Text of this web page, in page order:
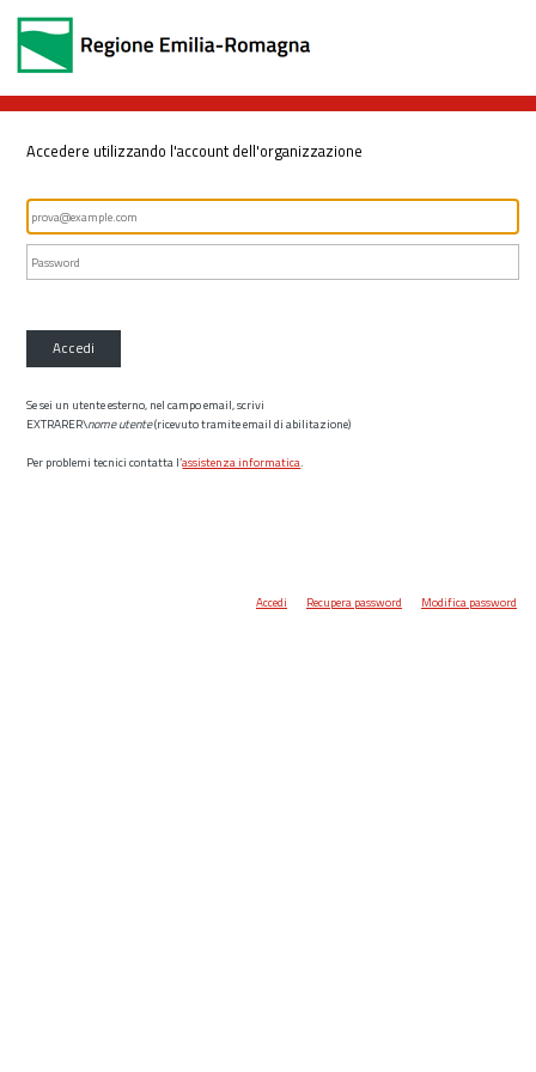
Accedere utilizzando l'account dell'organizzazione
Accedi
Se sei un utente esterno, nel campo email, scrivi
EXTRARER\nome utente(ricevuto tramite email di abilitazione)
Per problemi tecnici contatta l’assistenza informatica.
Accedi Recupera password Modifica password